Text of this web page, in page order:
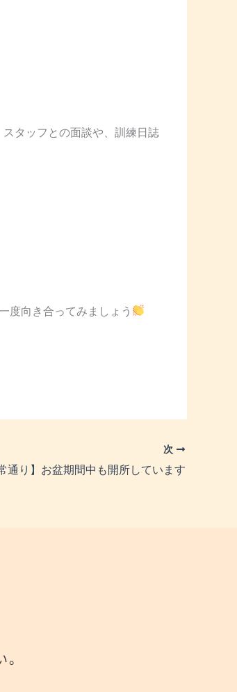
タッフとの面談や、訓練日誌
度向き合ってみましょう
次
通り】お盆期間中も開所しています